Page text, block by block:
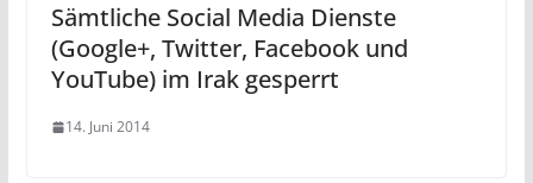
Sämtliche Social Media Dienste
(Google+, Twitter, Facebook und
YouTube) im Irak gesperrt
14. Juni 2014